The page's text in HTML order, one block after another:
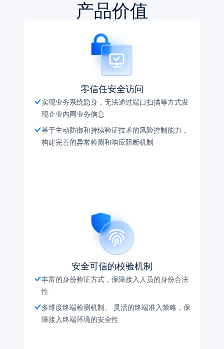
产品价值
零信任安全访问
实现业务系统隐身，无法通过端口扫描等方式发
现企业内网业务信息
基于主动防御和持续验证技术的风险控制能力，
构建完善的异常检测和响应阻断机制
安全可信的校验机制
丰富的身份验证方式，保障接入人员的身份合法
性
多维度终端检测机制、 灵活的终端准入策略，保
障接入终端环境的安全性